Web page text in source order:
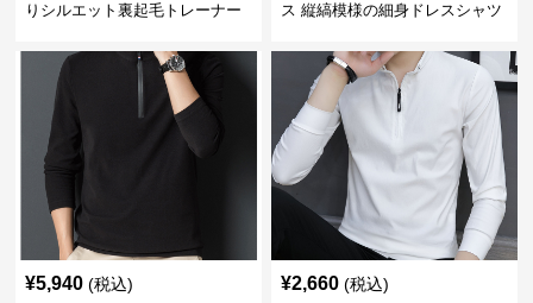
りシルエット裏起毛トレーナー
ス 縦縞模様の細身ドレスシャツ
¥5,940 (税込) ¥2,660 (税込)